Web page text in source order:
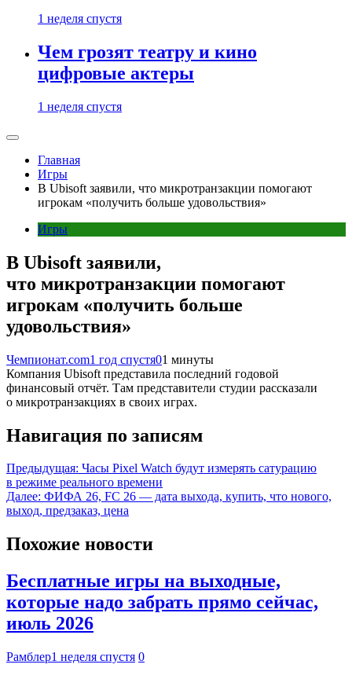
1 неделя спустя
Чем грозят театру и кино
цифровые актеры
1 неделя спустя
Главная
Игры
В Ubisoft заявили, что микротранзакции помогают
игрокам «получить больше удовольствия»
Игры
В Ubisoft заявили,
что микротранзакции помогают
игрокам «получить больше
удовольствия»
Чемпионат.com1 год спустя01 минуты
Компания Ubisoft представила последний годовой
финансовый отчёт. Там представители студии рассказали
о микротранзакциях в своих играх.
Навигация по записям
Предыдущая: Часы Pixel Watch будут измерять сатурацию
в режиме реального времени
Далее: ФИФА 26, FC 26 — дата выхода, купить, что нового,
выход, предзаказ, цена
Похожие новости
Бесплатные игры на выходные,
которые надо забрать прямо сейчас,
июль 2026
Рамблер1 неделя спустя 0